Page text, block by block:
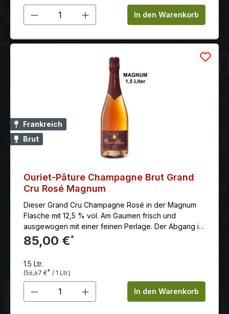
Produkt Anzahl: Gib denIn den Warenkorb
Frankreich
Brut
Ouriet-Pâture Champagne Brut Grand
Cru Rosé Magnum
Dieser Grand Cru Champagne Rosé in der Magnum
Flasche mit 12,5 % vol. Am Gaumen frisch und
ausgewogen mit einer feinen Perlage. Der Abgang ist
lang und elegant. Erinnert besonders an rote frische
Himbeeren und Kirschen.
85,00 €*
1.5 Ltr.
(56,67 €* / 1 Ltr.)
Produkt Anzahl: Gib denIn den Warenkorb